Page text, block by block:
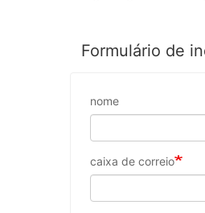
Formulário de
nome
caixa de correio